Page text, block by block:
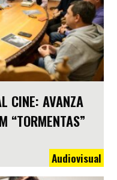
CINE: AVANZA
“TORMENTAS”
Audiovisual